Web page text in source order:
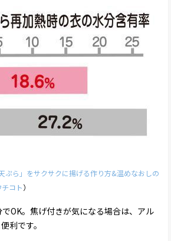
ぷら」をサクサクに揚げる作り方&温めなおしの
コト）
OK。焦げ付きが気になる場合は、アル
利です。